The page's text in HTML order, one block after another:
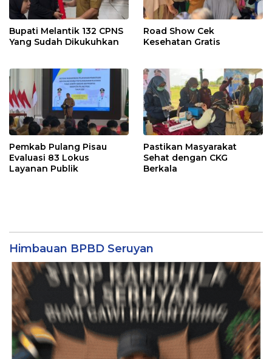
Bupati Melantik 132 CPNS
Yang Sudah Dikukuhkan
Road Show Cek
Kesehatan Gratis
Pemkab Pulang Pisau
Evaluasi 83 Lokus
Layanan Publik
Pastikan Masyarakat
Sehat dengan CKG
Berkala
Himbauan BPBD Seruyan